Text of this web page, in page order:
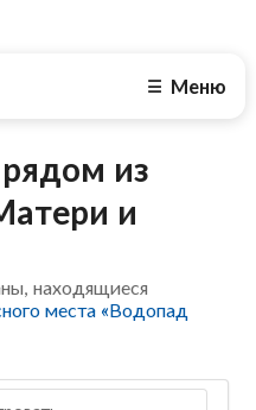
☰ Меню
из
и
находящиеся
места «Водопад